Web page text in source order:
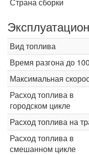
Вид топлива
Время разгона до
Максимальная
Расход топлива в
городском цикле
Расход топлива на
Расход топлива в
смешанном цикле